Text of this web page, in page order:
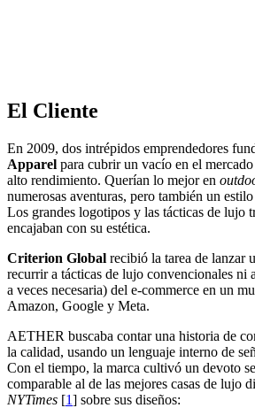
El Cliente
En 2009, dos intrépidos emprendedores
Apparel para cubrir un vacío en el
alto rendimiento. Querían lo mejor en
numerosas aventuras, pero también un
Los grandes logotipos y las tácticas de lujo
encajaban con su estética.
Criterion Global recibió la tarea de lanzar
recurrir a tácticas de lujo convencionales ni
a veces necesaria) del e-commerce en un
Amazon, Google y Meta.
AETHER buscaba contar una historia de
la calidad, usando un lenguaje interno de
Con el tiempo, la marca cultivó un devoto
comparable al de las mejores casas de lujo
NYTimes [1] sobre sus diseños: